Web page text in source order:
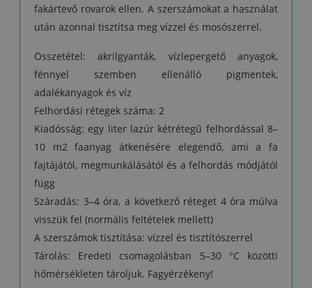
fakártevő rovarok ellen. A szerszámokat a használat
után azonnal tisztítsa meg vízzel és mosószerrel.
Összetétel: akrilgyanták, vízlepergető anyagok,
fénnyel szemben ellenálló pigmentek,
adalékanyagok és víz
Felhordási rétegek száma: 2
Kiadósság: egy liter lazúr kétrétegű felhordással 8–
10 m2 faanyag átkenésére elegendő, ami a fa
fajtájától, megmunkálásától és a felhordás módjától
függ
Száradás: 3–4 óra, a következő réteget 4 óra múlva
visszük fel (normális feltételek mellett)
A szerszámok tisztítása: vízzel és tisztítószerrel
Tárolás: Eredeti csomagolásban 5–30 °C közötti
hőmérsékleten tároljuk. Fagyérzékeny!